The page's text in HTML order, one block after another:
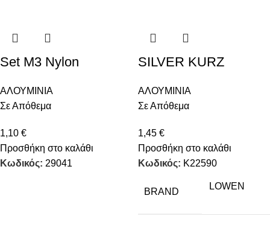
Set M3 Nylon
ΑΛΟΥΜΙΝΙΑ
Σε Απόθεμα
1,10 €
Προσθήκη στο καλάθι
Κωδικός: 29041
SILVER KURZ
ΑΛΟΥΜΙΝΙΑ
Σε Απόθεμα
1,45 €
Προσθήκη στο καλάθι
Κωδικός: K22590
BRAND
LOWEN